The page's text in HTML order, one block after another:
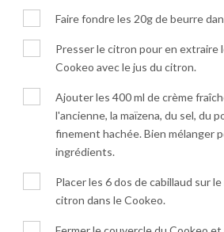
Faire fondre les 20g de beurre
Presser le citron pour en extraire
Cookeo avec le jus du citron.
Ajouter les 400 ml de crème
l'ancienne, la maïzena, du sel, du
finement hachée. Bien mélanger
ingrédients.
Placer les 6 dos de cabillaud sur
citron dans le Cookeo.